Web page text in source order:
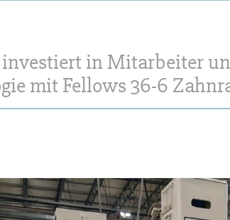
in Mitarbeiter
mit Fellows 36-6